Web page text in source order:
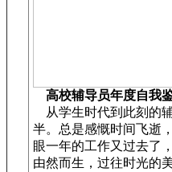
高校辅导员年度自我
从学生时代到此刻的
半。总是感慨时间飞逝
眼一年的工作又过去了
由然而生，过往时光的